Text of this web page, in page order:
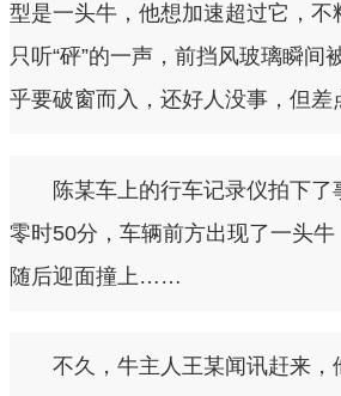
型是一头牛，他想加速超过它，不
只听“砰”的一声，前挡风玻璃瞬间
乎要破窗而入，还好人没事，但差
陈某车上的行车记录仪拍下了
零时50分，车辆前方出现了一头牛
随后迎面撞上……
不久，牛主人王某闻讯赶来，